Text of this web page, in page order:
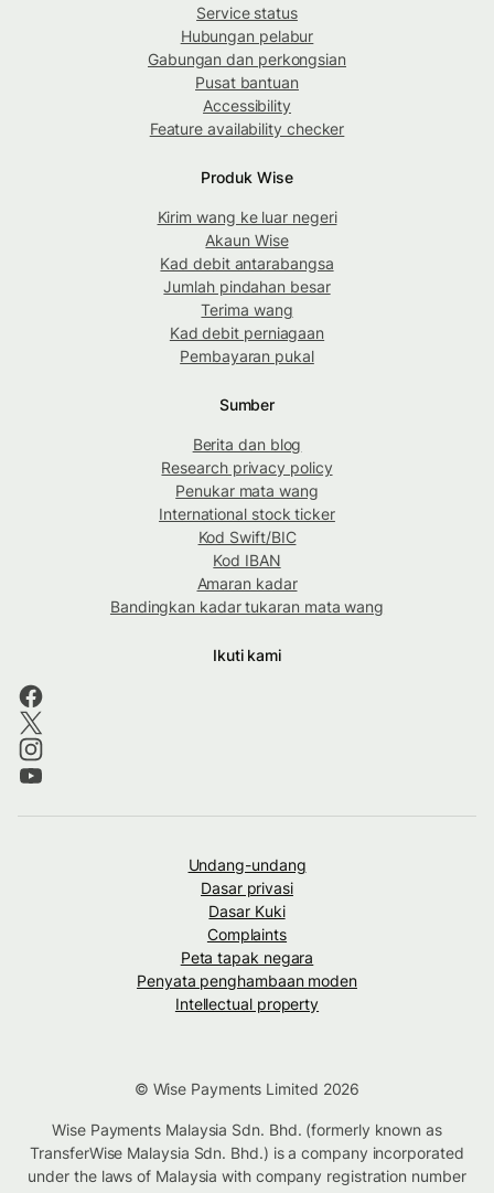
Service status
Hubungan pelabur
Gabungan dan perkongsian
Pusat bantuan
Accessibility
Feature availability checker
Produk Wise
Kirim wang ke luar negeri
Akaun Wise
Kad debit antarabangsa
Jumlah pindahan besar
Terima wang
Kad debit perniagaan
Pembayaran pukal
Sumber
Berita dan blog
Research privacy policy
Penukar mata wang
International stock ticker
Kod Swift/BIC
Kod IBAN
Amaran kadar
Bandingkan kadar tukaran mata wang
Ikuti kami
Undang-undang
Dasar privasi
Dasar Kuki
Complaints
Peta tapak negara
Penyata penghambaan moden
Intellectual property
© Wise Payments Limited 2026
Wise Payments Malaysia Sdn. Bhd. (formerly known as
TransferWise Malaysia Sdn. Bhd.) is a company incorporated
under the laws of Malaysia with company registration number